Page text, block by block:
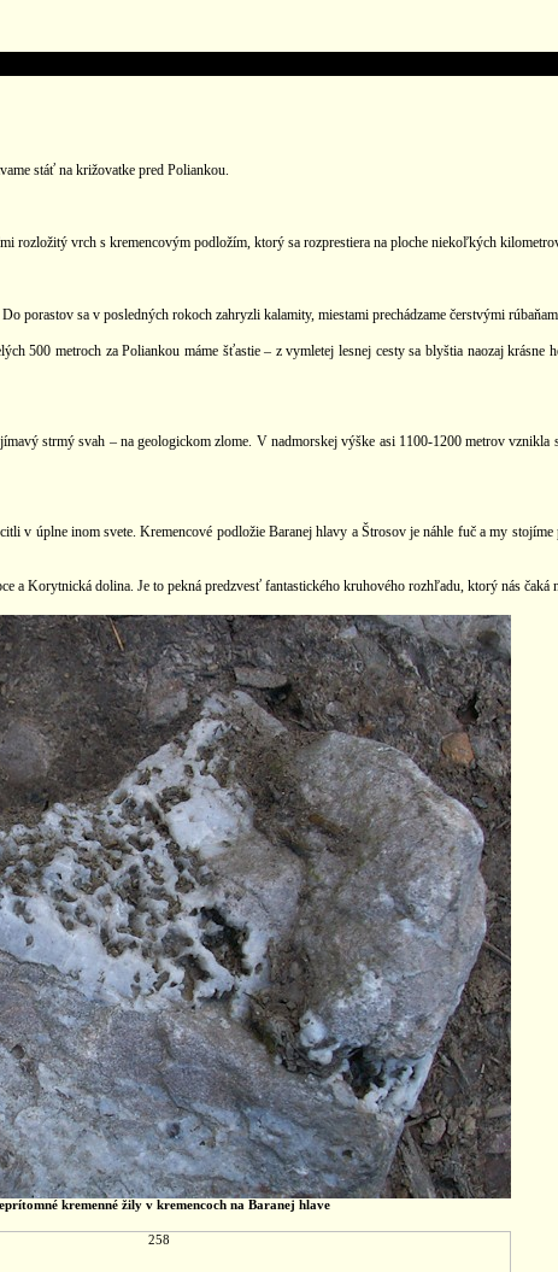
stáť na križovatke pred Poliankou.
rozložitý vrch s kremencovým podložím, ktorý sa rozprestiera na ploche niekoľkých
porastov sa v posledných rokoch zahryzli kalamity, miestami prechádzame čerstvými
500 metroch za Poliankou máme šťastie – z vymletej lesnej cesty sa blyštia naozaj krásne
strmý svah – na geologickom zlome. V nadmorskej výške asi 1100-1200 metrov vznikla
v úplne inom svete. Kremencové podložie Baranej hlavy a Štrosov je náhle fuč a my
a Korytnická dolina. Je to pekná predzvesť fantastického kruhového rozhľadu, ktorý nás čaká
kremenné žily v kremencoch na Baranej hlave